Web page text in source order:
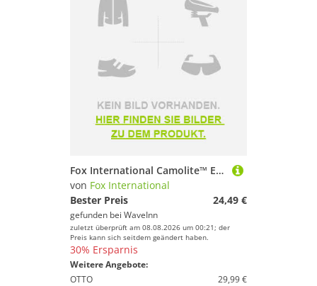
Fox International Camolite™ Explorer Retractable Single Rod Holdall Grün 135 cm
von Fox International
Bester Preis
24,49 €
gefunden bei WaveInn
zuletzt überprüft am 08.08.2026 um 00:21; der
Preis kann sich seitdem geändert haben.
30% Ersparnis
Weitere Angebote:
OTTO
29,99 €